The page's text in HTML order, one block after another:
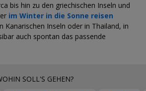
bis hin zu den griechischen Inseln und
im Winter in die Sonne reisen
Kanarischen Inseln oder in Thailand, in
auch spontan das passende
SOLL'S GEHEN?